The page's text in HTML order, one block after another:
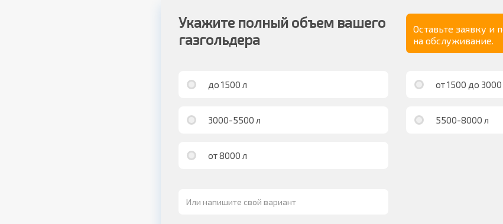
Укажите полный объем вашего
газгольдера
Оставьте заявку и
на обслуживание.
до 1500 л от 1500 до 3000
3000-5500 л 5500-8000 л
от 8000 л